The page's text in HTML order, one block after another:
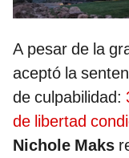
A pesar de la
aceptó la
de culpabilidad:
de libertad
Nichole Maks